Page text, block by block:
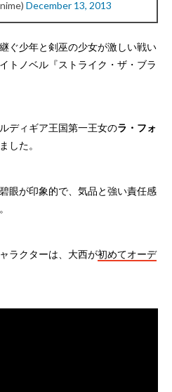
December 13, 2013
ぐ少年と剣巫の少女が激しい戦い
トノベル『ストライク・ザ・ブラ
ディギア王国第一王女のラ・フォ
した。
眼が印象的で、気品と強い責任感
ラクターは、大西が初めてオーデ